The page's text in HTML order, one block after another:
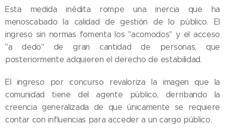
Esta medida inédita rompe una inercia que ha
menoscabado la calidad de gestión de lo público. El
ingreso sin normas fomenta los "acomodos" y el acceso
"a dedo" de gran cantidad de personas, que
posteriormente adquieren el derecho de estabilidad.
El ingreso por concurso revaloriza la imagen que la
comunidad tiene del agente público, derribando la
creencia generalizada de que únicamente se requiere
contar con influencias para acceder a un cargo público.